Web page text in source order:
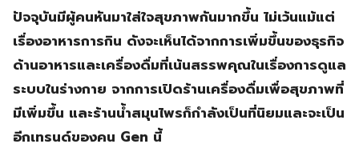
ปัจจุบันมีผู้คนหันมาใส่ใจสุขภาพกันมากขึ้น ไม่เว้นแม้แต่
เรื่องอาหารการกิน ดังจะเห็นได้จากการเพิ่มขึ้นของธุรกิจ
ด้านอาหารและเครื่องดื่มที่เน้นสรรพคุณในเรื่องการดูแล
ระบบในร่างกาย จากการเปิดร้านเครื่องดื่มเพื่อสุขภาพที่
มีเพิ่มขึ้น และร้านน้ำสมุนไพรก็กำลังเป็นที่นิยมและจะเป็น
อีกเทรนด์ของคน Gen นี้